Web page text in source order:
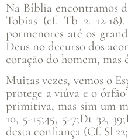
Na Bíblia encontramos
Tobias (cf. Tb 2. 12-
pormenores até os
Deus no decurso dos
coração do homem, mas
Muitas vezes, vemos o
protege a viúva e o
primitiva, mas sim um
10, 5-15;45, 5-7;Dt 32,
desta confiança (Cf. Sl 22;